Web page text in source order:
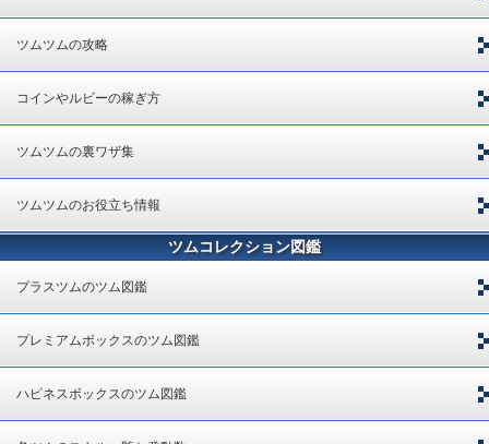
ツムツムの攻略
コインやルビーの稼ぎ方
ツムツムの裏ワザ集
ツムツムのお役立ち情報
ツムコレクション図鑑
プラスツムのツム図鑑
プレミアムボックスのツム図鑑
ハピネスボックスのツム図鑑